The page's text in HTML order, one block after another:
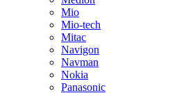
Mio
Mio-tech
Mitac
Navigon
Navman
Nokia
Panasonic